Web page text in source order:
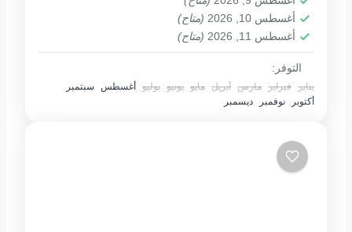
أغسطس 10, 2026
(متاح)
أغسطس 11, 2026
(متاح)
التوفر:
يناير فبراير مارس أبريل مايو يونيو يوليو أغسطس
سبتمبر
أكتوبر
نوفمبر ديسمبر